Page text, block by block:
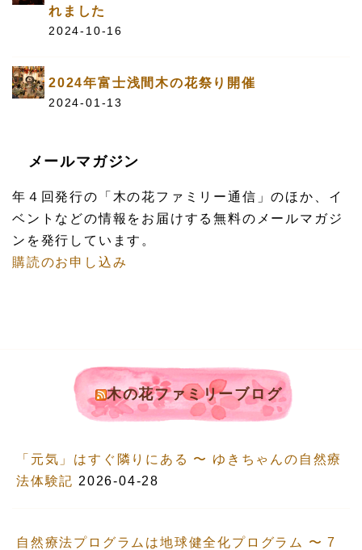
れました
2024-10-16
2024年富士浅間木の花祭り開催
2024-01-13
メールマガジン
年４回発行の「木の花ファミリー通信」のほか、イ
ベントなどの情報をお届けする無料のメールマガジ
ンを発行しています。
購読のお申し込み
木の花ファミリーブログ
「元気」はすぐ隣りにある 〜 ゆきちゃんの自然療
法体験記 2026-04-28
自然療法プログラムは地球健全化プログラム 〜 7